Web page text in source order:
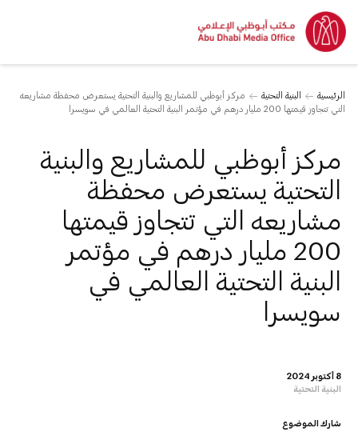
الرئيسية البنية التحتية
مركز أبوظبي للمشاريع والبنية التحتية يستعرض محفظة مشاريعه
التي تتجاوز قيمتها 200 مليار درهم في مؤتمر البنية التحتية العالمي في سويسرا
8 أكتوبر 2024
البنية التحتية
مركز أبوظبي للمشاريع والبنية
التحتية يستعرض محفظة
مشاريعه التي تتجاوز قيمتها
200 مليار درهم في مؤتمر
البنية التحتية العالمي في
سويسرا
شارك الموضوع